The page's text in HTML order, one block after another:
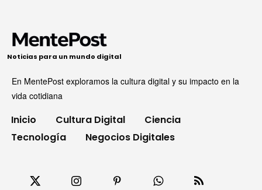
Noticias para un mundo digital
En MentePost exploramos la cultura digital y su impacto en la
vida cotidiana
Inicio Cultura Digital
Ciencia
Tecnología
Negocios Digitales